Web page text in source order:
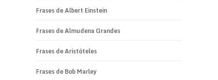
Frases de Albert Einstein
Frases de Almudena Grandes
Frases de Aristóteles
Frases de Bob Marley